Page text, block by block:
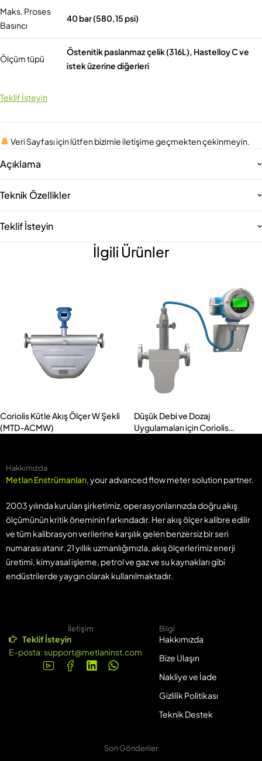
Maks. Proses
Basıncı
40 bar (580,15 psi)
Ölçüm tüpü
Östenitik paslanmaz çelik (316L), Hastelloy C ve
istek üzerine diğerleri
Teklif İsteyin
Veri Sayfası için lütfen bizimle iletişime geçmekten çekinmeyin.
Açıklama
Teknik Özellikler
Teklif İsteyin
İlgili Ürünler
Coriolis Kütle Akış Ölçer W Şekli
(MTD-ACMW)
Düşük Debi ve Dozaj
Uygulamaları için Coriolis
Hakkımızda
Metlan Enstrümanları, your advanced flow meter solution partner.
2003 yılında kurulan şirketimiz, operasyonlarınızda doğru akış
ölçümünün kritik öneminin farkındadır. Her akış ölçer kalibre edilir
ve tüm kalibrasyon verilerine karşılık gelen benzersiz bir seri
numarası atanır. 21 yıllık uzmanlığımızla, akış ölçerlerimiz enerji
üretimi, kimyasal işleme, petrol ve gaz ve su kaynakları gibi
endüstrilerde yaygın olarak kullanılmaktadır.
İletişim
Teklif İsteyin
E-posta:support@metlaninst.com
Bilgi
Hakkımızda
Bize Ulaşın
Nakliye ve İade
Gizlilik Politikası
Teknik Destek
Son Gönderiler